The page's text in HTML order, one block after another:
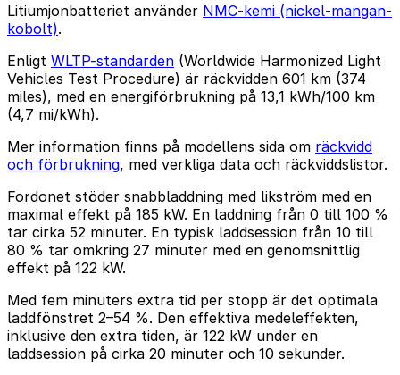
Litiumjonbatteriet använder NMC-kemi (nickel-mangan-
kobolt).
Enligt WLTP-standarden (Worldwide Harmonized Light
Vehicles Test Procedure) är räckvidden 601 km (374
miles), med en energiförbrukning på 13,1 kWh/100 km
(4,7 mi/kWh).
Mer information finns på modellens sida om räckvidd
och förbrukning, med verkliga data och räckviddslistor.
Fordonet stöder snabbladdning med likström med en
maximal effekt på 185 kW. En laddning från 0 till 100 %
tar cirka 52 minuter. En typisk laddsession från 10 till
80 % tar omkring 27 minuter med en genomsnittlig
effekt på 122 kW.
Med fem minuters extra tid per stopp är det optimala
laddfönstret 2–54 %. Den effektiva medeleffekten,
inklusive den extra tiden, är 122 kW under en
laddsession på cirka 20 minuter och 10 sekunder.